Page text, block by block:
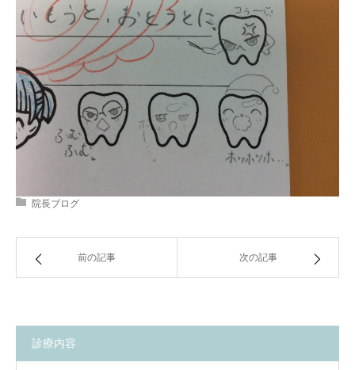
院長ブログ
前の記事 次の記事
診療内容